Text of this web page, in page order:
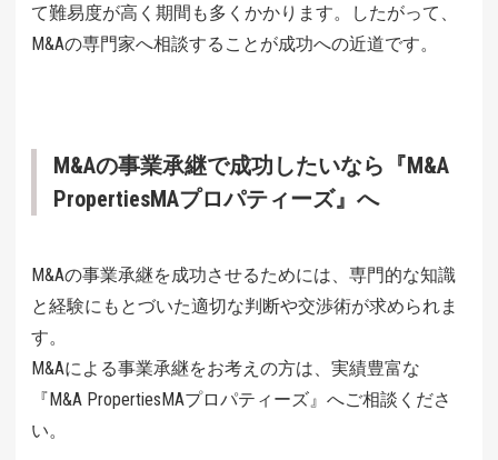
て難易度が高く期間も多くかかります。したがって、
M&Aの専門家へ相談することが成功への近道です。
M&Aの事業承継で成功したいなら『M&A
PropertiesMAプロパティーズ』へ
M&Aの事業承継を成功させるためには、専門的な知識
と経験にもとづいた適切な判断や交渉術が求められま
す。
M&Aによる事業承継をお考えの方は、実績豊富な
『M&A PropertiesMAプロパティーズ』へご相談くださ
い。